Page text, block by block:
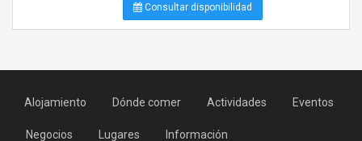
Consultar disponibilidad
Alojamiento Dónde comer Actividades Eventos
Negocios Lugares Información